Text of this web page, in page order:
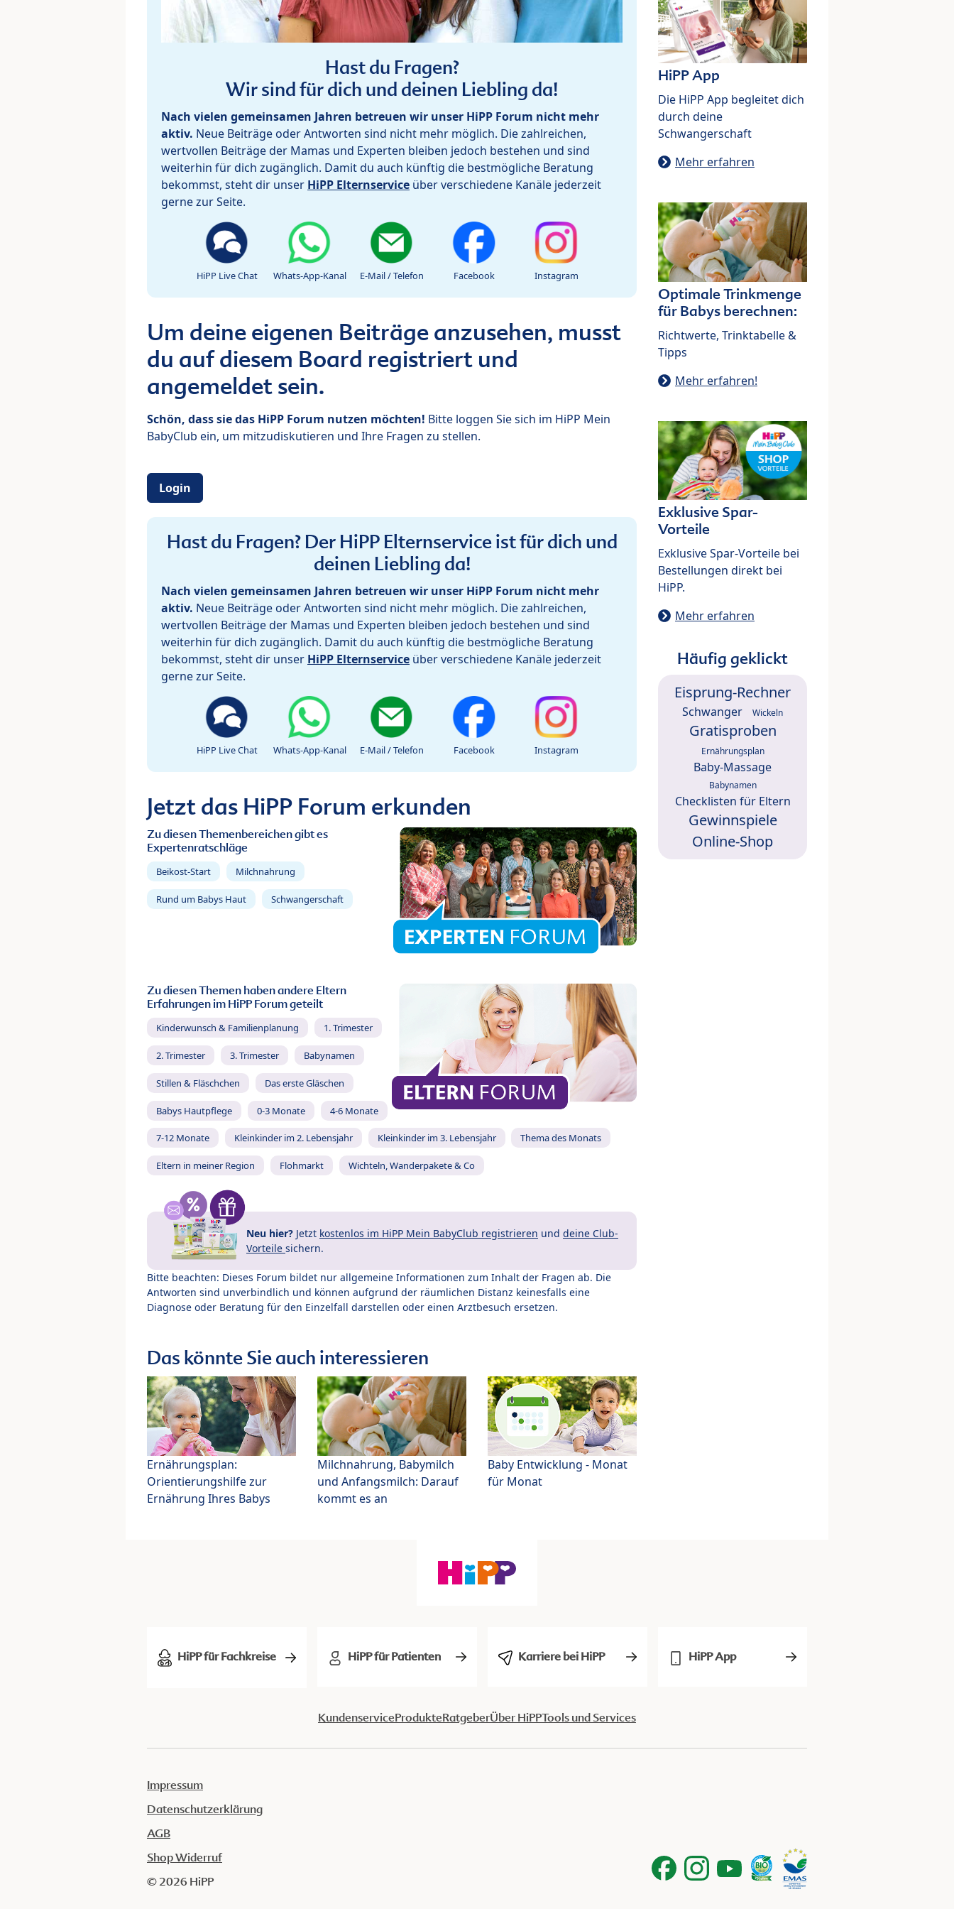
Hast du Fragen?
Wir sind für dich und deinen Liebling da!
Nach vielen gemeinsamen Jahren betreuen wir unser HiPP Forum nicht mehr
aktiv. Neue Beiträge oder Antworten sind nicht mehr möglich. Die zahlreichen,
wertvollen Beiträge der Mamas und Experten bleiben jedoch bestehen und sind
weiterhin für dich zugänglich. Damit du auch künftig die bestmögliche Beratung
bekommst, steht dir unser HiPP Elternservice über verschiedene Kanäle jederzeit
gerne zur Seite.
HiPP Live Chat Whats-App-Kanal E-Mail / Telefon Facebook Instagram
Um deine eigenen Beiträge anzusehen, musst
du auf diesem Board registriert und
angemeldet sein.
Schön, dass sie das HiPP Forum nutzen möchten! Bitte loggen Sie sich im HiPP Mein
BabyClub ein, um mitzudiskutieren und Ihre Fragen zu stellen.
Login
Hast du Fragen? Der HiPP Elternservice ist für dich und
deinen Liebling da!
Nach vielen gemeinsamen Jahren betreuen wir unser HiPP Forum nicht mehr
aktiv. Neue Beiträge oder Antworten sind nicht mehr möglich. Die zahlreichen,
wertvollen Beiträge der Mamas und Experten bleiben jedoch bestehen und sind
weiterhin für dich zugänglich. Damit du auch künftig die bestmögliche Beratung
bekommst, steht dir unser HiPP Elternservice über verschiedene Kanäle jederzeit
gerne zur Seite.
HiPP Live Chat Whats-App-Kanal E-Mail / Telefon Facebook Instagram
Jetzt das HiPP Forum erkunden
Zu diesen Themenbereichen gibt es
Expertenratschläge
Beikost-Start Milchnahrung
Rund um Babys Haut Schwangerschaft
Zu diesen Themen haben andere Eltern
Erfahrungen im HiPP Forum geteilt
Kinderwunsch & Familienplanung 1. Trimester
2. Trimester 3. Trimester Babynamen
Stillen & Fläschchen Das erste Gläschen
Babys Hautpflege 0-3 Monate 4-6 Monate
7-12 Monate Kleinkinder im 2. Lebensjahr Kleinkinder im 3. Lebensjahr Thema des Monats
Eltern in meiner Region Flohmarkt Wichteln, Wanderpakete & Co
Neu hier? Jetzt kostenlos im HiPP Mein BabyClub registrieren und deine Club-
Vorteile sichern.
Bitte beachten: Dieses Forum bildet nur allgemeine Informationen zum Inhalt der Fragen ab. Die
Antworten sind unverbindlich und können aufgrund der räumlichen Distanz keinesfalls eine
Diagnose oder Beratung für den Einzelfall darstellen oder einen Arztbesuch ersetzen.
Das könnte Sie auch interessieren
Ernährungsplan:
Orientierungshilfe zur
Ernährung Ihres Babys
Milchnahrung, Babymilch
und Anfangsmilch: Darauf
kommt es an
Baby Entwicklung - Monat
für Monat
HiPP App
Die HiPP App begleitet dich
durch deine
Schwangerschaft
Mehr erfahren
Optimale Trinkmenge
für Babys berechnen:
Richtwerte, Trinktabelle &
Tipps
Mehr erfahren!
Exklusive Spar-
Vorteile
Exklusive Spar-Vorteile bei
Bestellungen direkt bei
HiPP.
Mehr erfahren
Häufig geklickt
Eisprung-Rechner
Schwanger Wickeln
Gratisproben
Ernährungsplan
Baby-Massage
Babynamen
Checklisten für Eltern
Gewinnspiele
Online-Shop
HiPP für Fachkreise HiPP für Patienten Karriere bei HiPP HiPP App
KundenserviceProdukteRatgeberÜber HiPPTools und Services
Impressum
Datenschutzerklärung
AGB
Shop Widerruf
© 2026 HiPP